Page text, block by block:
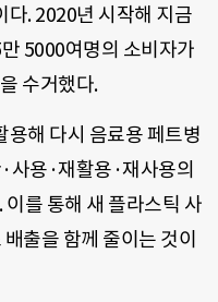
다. 2020년 시작해 지금
5000여명의 소비자가
수거했다.
해 다시 음료용 페트병
사용·재활용·재사용의
를 통해 새 플라스틱 사
출을 함께 줄이는 것이